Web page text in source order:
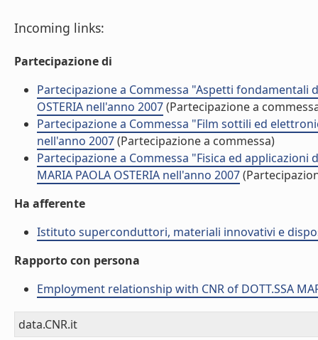
Incoming links:
Partecipazione di
Partecipazione a Commessa "Aspetti fondamentali
OSTERIA nell'anno 2007(Partecipazione a
Partecipazione a Commessa "Film sottili ed
nell'anno 2007(Partecipazione a commessa)
Partecipazione a Commessa "Fisica ed applicazioni
MARIA PAOLA OSTERIA nell'anno 2007
Ha afferente
Istituto superconduttori, materiali innovativi e
Rapporto con persona
Employment relationship with CNR of DOTT.SSA
data.CNR.it